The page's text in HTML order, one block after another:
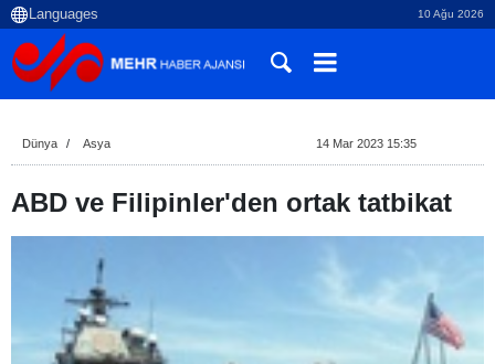
10 Ağu 2026
Dünya Asya 14 Mar 2023 15:35
ABD ve Filipinler'den ortak tatbikat